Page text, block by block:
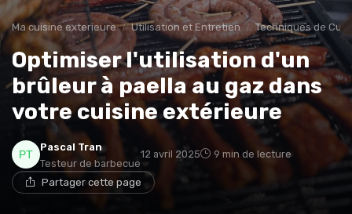
Ma cuisine exterieure Utilisation et Entretien Techniques de
Optimiser l'utilisation d'un
brûleur à paella au gaz dans
votre cuisine extérieure
Pascal Tran
Testeur de barbecue
12 avril 2025 9 min de lecture
Partager cette page